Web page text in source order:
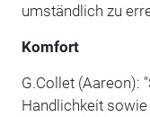
umständlich zu
Komfort
G.Collet (Aareon):
Handlichkeit